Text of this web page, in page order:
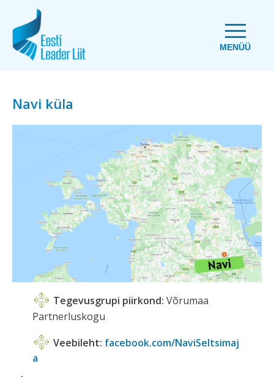
MENÜÜ
Navi küla
Tegevusgrupi piirkond: Võrumaa
Partnerluskogu
Veebileht: facebook.com/NaviSeltsimaj
a